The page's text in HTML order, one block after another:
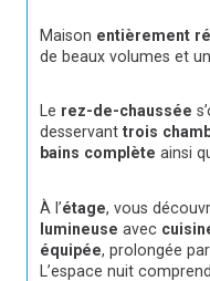
Maison entièrement
de beaux volumes et
Le rez-de-chaussée
desservant trois
bains complète ainsi
À l’étage, vous
lumineuse avec
équipée, prolongée
L’espace nuit